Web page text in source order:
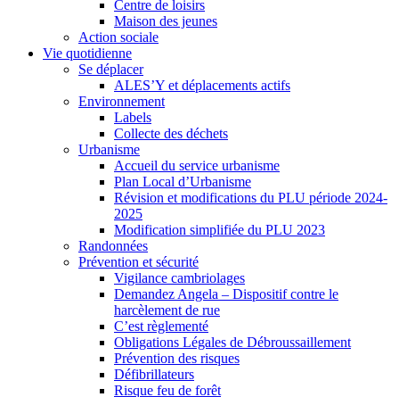
Centre de loisirs
Maison des jeunes
Action sociale
Vie quotidienne
Se déplacer
ALES’Y et déplacements actifs
Environnement
Labels
Collecte des déchets
Urbanisme
Accueil du service urbanisme
Plan Local d’Urbanisme
Révision et modifications du PLU période 2024-
2025
Modification simplifiée du PLU 2023
Randonnées
Prévention et sécurité
Vigilance cambriolages
Demandez Angela – Dispositif contre le
harcèlement de rue
C’est règlementé
Obligations Légales de Débroussaillement
Prévention des risques
Défibrillateurs
Risque feu de forêt